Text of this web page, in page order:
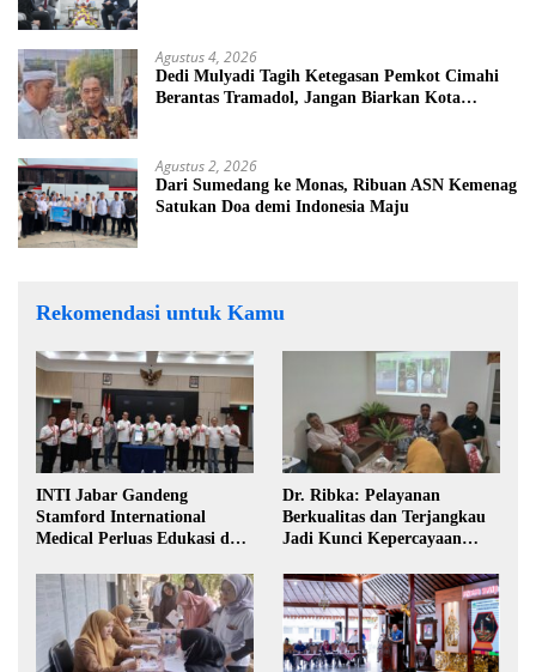
Agustus 4, 2026
Dedi Mulyadi Tagih Ketegasan Pemkot Cimahi
Berantas Tramadol, Jangan Biarkan Kota
Agustus 2, 2026
Dari Sumedang ke Monas, Ribuan ASN Kemenag
Satukan Doa demi Indonesia Maju
Rekomendasi untuk Kamu
INTI Jabar Gandeng
Stamford International
Medical Perluas Edukasi dan
Dr. Ribka: Pelayanan
Berkualitas dan Terjangkau
Jadi Kunci Kepercayaan